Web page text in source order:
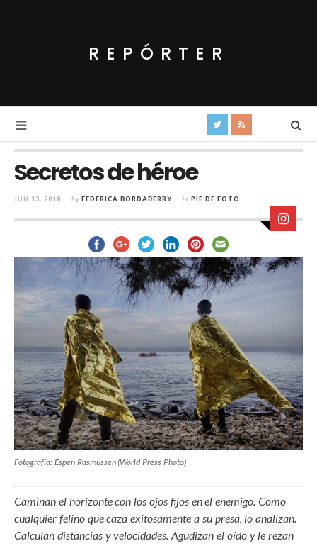
REPÓRTER
Secretos de héroe
JUN 13, 2018 by FEDERICA BORDABERRY in PIE DE FOTO
Fotografía: Espen Rasmussen (World Press Photo)
Caminan el horizonte con los ojos fijos en el enemigo. Como
cualquier felino que caza exitosamente a su presa, lo analizan.
Calculan distancias y velocidades. Agudizan el oído y le rezan